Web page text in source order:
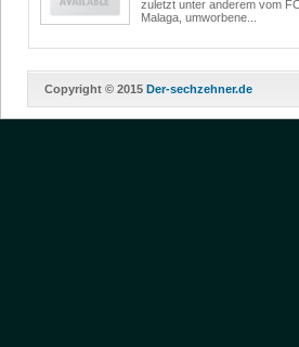
zuletzt unter anderem vom
Malaga, umworbene...
Copyright © 2015 Der-sechzehner.de